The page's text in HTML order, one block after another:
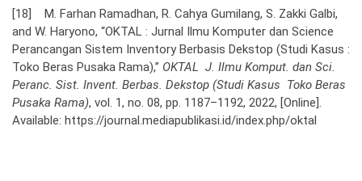
[18] M. Farhan Ramadhan, R. Cahya Gumilang, S. Zakki Galbi,
and W. Haryono, “OKTAL : Jurnal Ilmu Komputer dan Science
Perancangan Sistem Inventory Berbasis Dekstop (Studi Kasus :
Toko Beras Pusaka Rama),” OKTAL J. Ilmu Komput. dan Sci.
Peranc. Sist. Invent. Berbas. Dekstop (Studi Kasus Toko Beras
Pusaka Rama), vol. 1, no. 08, pp. 1187–1192, 2022, [Online].
Available: https://journal.mediapublikasi.id/index.php/oktal